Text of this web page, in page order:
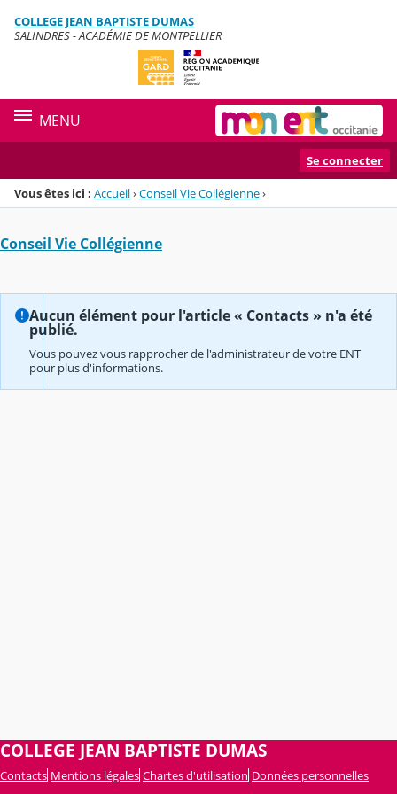
Menu de la rubrique
Contenu
COLLEGE JEAN BAPTISTE DUMAS
SALINDRES - ACADÉMIE DE MONTPELLIER
MENU
Se connecter
Vous êtes ici : Accueil›Conseil Vie Collégienne›
Conseil Vie Collégienne
Aucun élément pour l'article « Contacts » n'a été
publié.
Vous pouvez vous rapprocher de l'administrateur de votre ENT
pour plus d'informations.
COLLEGE JEAN BAPTISTE DUMAS
Contacts Mentions légales Chartes d'utilisation Données personnelles